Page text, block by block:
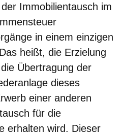
Immobilientausch im
in einem einzigen
heißt, die Erzielung
Übertragung der
dieses
einer anderen
für die
erhalten wird. Dieser